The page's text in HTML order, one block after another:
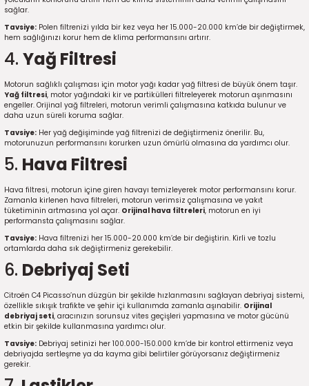
2025)
sağlar.
Tavsiye: Polen filtrenizi yılda bir kez veya her 15.000-20.000 km’de bir değiştirmek,
hem sağlığınızı korur hem de klima performansını artırır.
4. Yağ Filtresi
Motorun sağlıklı çalışması için motor yağı kadar yağ filtresi de büyük önem taşır.
Yağ filtresi, motor yağındaki kir ve partikülleri filtreleyerek motorun aşınmasını
engeller. Orijinal yağ filtreleri, motorun verimli çalışmasına katkıda bulunur ve
daha uzun süreli koruma sağlar.
Tavsiye: Her yağ değişiminde yağ filtrenizi de değiştirmeniz önerilir. Bu,
motorunuzun performansını korurken uzun ömürlü olmasına da yardımcı olur.
5. Hava Filtresi
Hava filtresi, motorun içine giren havayı temizleyerek motor performansını korur.
Zamanla kirlenen hava filtreleri, motorun verimsiz çalışmasına ve yakıt
tüketiminin artmasına yol açar. Orijinal hava filtreleri, motorun en iyi
performansta çalışmasını sağlar.
Tavsiye: Hava filtrenizi her 15.000-20.000 km’de bir değiştirin. Kirli ve tozlu
ortamlarda daha sık değiştirmeniz gerekebilir.
6. Debriyaj Seti
Citroën C4 Picasso’nun düzgün bir şekilde hızlanmasını sağlayan debriyaj sistemi,
özellikle sıkışık trafikte ve şehir içi kullanımda zamanla aşınabilir. Orijinal
debriyaj seti, aracınızın sorunsuz vites geçişleri yapmasına ve motor gücünü
etkin bir şekilde kullanmasına yardımcı olur.
Tavsiye: Debriyaj setinizi her 100.000-150.000 km’de bir kontrol ettirmeniz veya
debriyajda sertleşme ya da kayma gibi belirtiler görüyorsanız değiştirmeniz
gerekir.